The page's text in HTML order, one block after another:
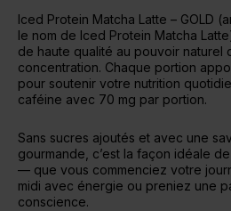
Iced Protein Matcha Latte – GOLD
le nom de Iced Protein Matcha
de haute qualité au pouvoir naturel
concentration. Chaque portion
pour soutenir votre nutrition
caféine avec 70 mg par portion.
Sans sucres ajoutés et avec une
gourmande, c’est la façon idéale
— que vous commenciez votre
midi avec énergie ou preniez une
conscience.